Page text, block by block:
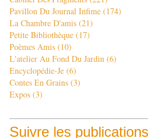
Pavillon Du Journal Infime (174)
La Chambre D'amis (21)
Petite Bibliothèque (17)
Poèmes Amis (10)
L'atelier Au Fond Du Jardin (6)
Encyclopédie-Je (6)
Contes En Grains (3)
Expos (3)
Suivre les publications